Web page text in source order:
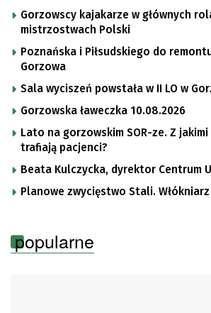
Gorzowscy kajakarze w głównych
mistrzostwach Polski
Poznańska i Piłsudskiego do
Gorzowa
Sala wyciszeń powstała w II LO w
Gorzowska ławeczka 10.08.2026
Lato na gorzowskim SOR-ze. Z
trafiają pacjenci?
Beata Kulczycka, dyrektor Centrum
Planowe zwycięstwo Stali.
popularne